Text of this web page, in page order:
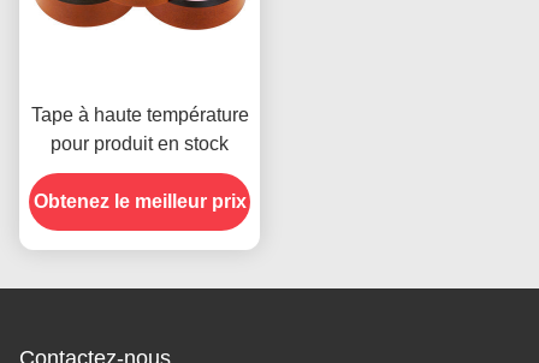
Tape à haute température
pour produit en stock
Obtenez le meilleur prix